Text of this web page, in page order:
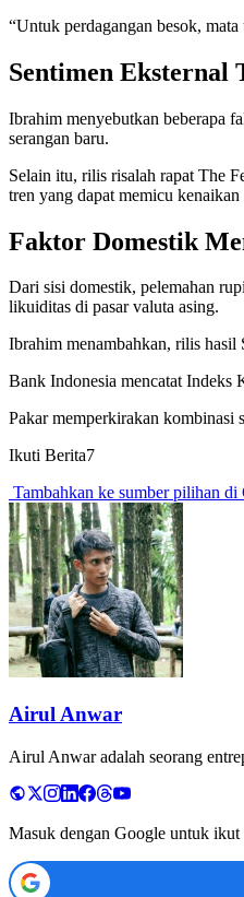
“Untuk perdagangan besok,
Sentimen Eksternal
Ibrahim menyebutkan beberapa
serangan baru.
Selain itu, rilis risalah rapat The
tren yang dapat memicu
Faktor Domestik
Dari sisi domestik, pelemahan
likuiditas di pasar valuta asing.
Ibrahim menambahkan, rilis hasil
Bank Indonesia mencatat
Pakar memperkirakan kombinasi
Ikuti Berita7
Tambahkan ke sumber pilihan di
Airul Anwar
Airul Anwar adalah seorang
Masuk dengan Google untuk ikut